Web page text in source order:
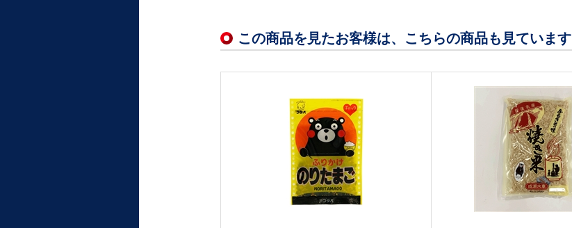
この商品を見たお客様は、こちらの商品も見ています